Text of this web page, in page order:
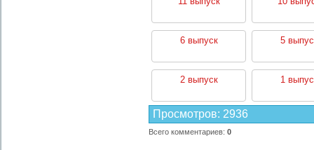
6 выпуск 5
2 выпуск 1
Просмотров: 2936
Всего комментариев: 0